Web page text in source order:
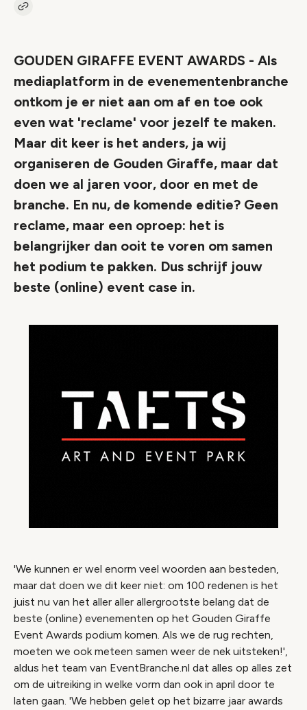
Kopieer link naar artikel
GOUDEN GIRAFFE EVENT AWARDS - Als
mediaplatform in de evenementenbranche
ontkom je er niet aan om af en toe ook
even wat 'reclame' voor jezelf te maken.
Maar dit keer is het anders, ja wij
organiseren de Gouden Giraffe, maar dat
doen we al jaren voor, door en met de
branche. En nu, de komende editie? Geen
reclame, maar een oproep: het is
belangrijker dan ooit te voren om samen
het podium te pakken. Dus schrijf jouw
beste (online) event case in.
'We kunnen er wel enorm veel woorden aan besteden,
maar dat doen we dit keer niet: om 100 redenen is het
juist nu van het aller aller allergrootste belang dat de
beste (online) evenementen op het Gouden Giraffe
Event Awards podium komen. Als we de rug rechten,
moeten we ook meteen samen weer de nek uitsteken!',
aldus het team van EventBranche.nl dat alles op alles zet
om de uitreiking in welke vorm dan ook in april door te
laten gaan. 'We hebben gelet op het bizarre jaar awards